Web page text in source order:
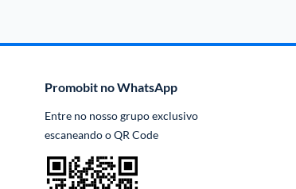
Promobit no WhatsApp
Entre no nosso grupo exclusivo
escaneando o QR Code